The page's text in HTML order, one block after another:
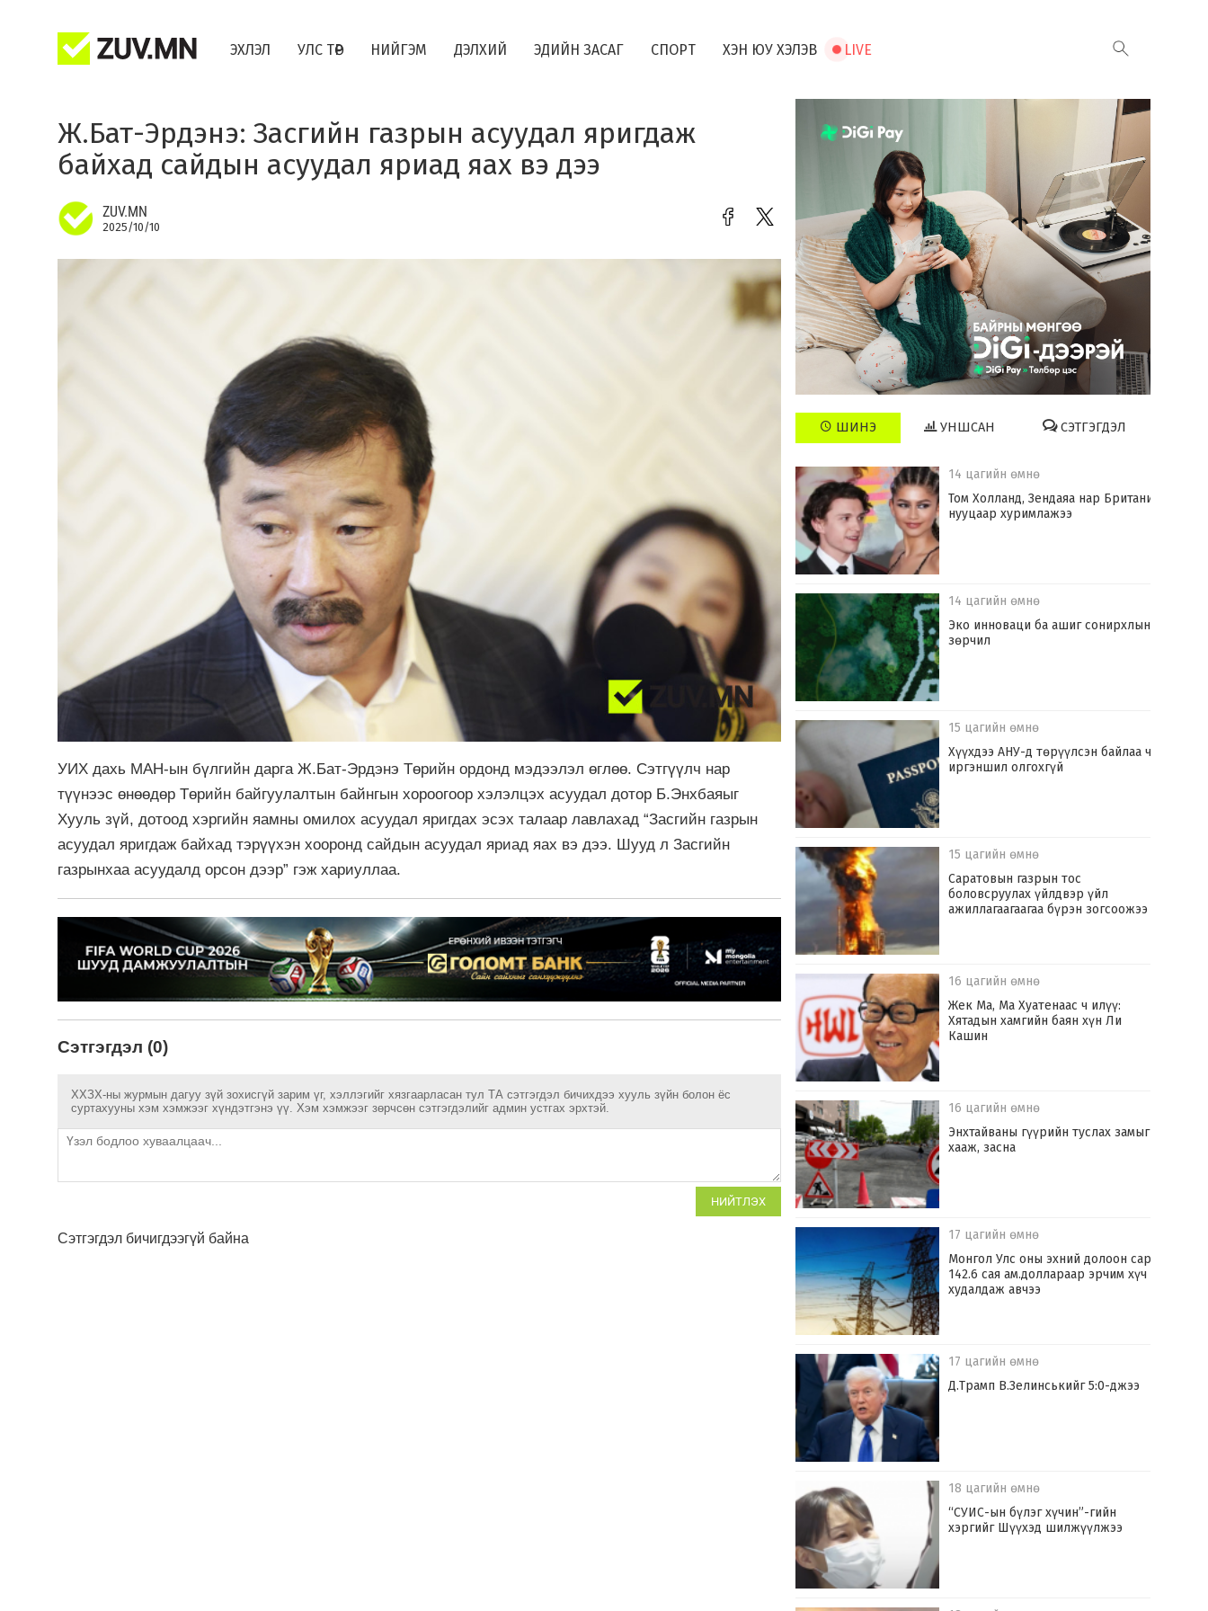
ЭХЛЭЛ УЛС ТӨР НИЙГЭМ ДЭЛХИЙ ЭДИЙН ЗАСАГ СПОРТ ХЭН ЮУ ХЭЛЭВ LIVE
Ж.Бат-Эрдэнэ: Засгийн газрын асуудал яригдаж
байхад сайдын асуудал яриад яах вэ дээ
ZUV.MN
2025/10/10
УИХ дахь МАН-ын бүлгийн дарга Ж.Бат-Эрдэнэ Төрийн ордонд мэдээлэл өглөө. Сэтгүүлч нар
түүнээс өнөөдөр Төрийн байгуулалтын байнгын хороогоор хэлэлцэх асуудал дотор Б.Энхбаяыг
Хууль зүй, дотоод хэргийн яамны омилох асуудал яригдах эсэх талаар лавлахад “Засгийн газрын
асуудал яригдаж байхад тэрүүхэн хооронд сайдын асуудал яриад яах вэ дээ. Шууд л Засгийн
газрынхаа асуудалд орсон дээр” гэж хариуллаа.
Сэтгэгдэл (0)
ХХЗХ-ны журмын дагуу зүй зохисгүй зарим үг, хэллэгийг хязгаарласан тул ТА сэтгэгдэл бичихдээ хууль зүйн болон ёс
суртахууны хэм хэмжээг хүндэтгэнэ үү. Хэм хэмжээг зөрчсөн сэтгэгдэлийг админ устгах эрхтэй.
НИЙТЛЭХ
Сэтгэгдэл бичигдээгүй байна
ШИНЭ УНШСАН СЭТГЭГДЭЛ
14 цагийн өмнө
Том Холланд, Зендаяа нар Британид
нууцаар хуримлажээ
14 цагийн өмнө
Эко инноваци ба ашиг сонирхлын
зөрчил
15 цагийн өмнө
Хүүхдээ АНУ-д төрүүлсэн байлаа ч
иргэншил олгохгүй
15 цагийн өмнө
Саратовын газрын тос
боловсруулах үйлдвэр үйл
ажиллагаагаагаа бүрэн зогсоожээ
16 цагийн өмнө
Жек Ма, Ма Хуатенаас ч илүү:
Хятадын хамгийн баян хүн Ли
Кашин
16 цагийн өмнө
Энхтайваны гүүрийн туслах замыг
хааж, засна
17 цагийн өмнө
Монгол Улс оны эхний долоон сард
142.6 сая ам.доллараар эрчим хүч
худалдаж авчээ
17 цагийн өмнө
Д.Трамп В.Зелинськийг 5:0-джээ
18 цагийн өмнө
“СУИС-ын бүлэг хүчин”-гийн
хэргийг Шүүхэд шилжүүлжээ